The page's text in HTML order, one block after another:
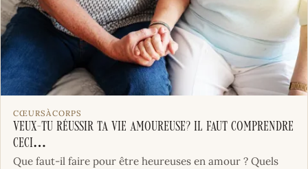
CŒURSÀCORPS
Veux-tu réussir ta vie amoureuse? Il faut comprendre
ceci…
Que faut-il faire pour être heureuses en amour ? Quels